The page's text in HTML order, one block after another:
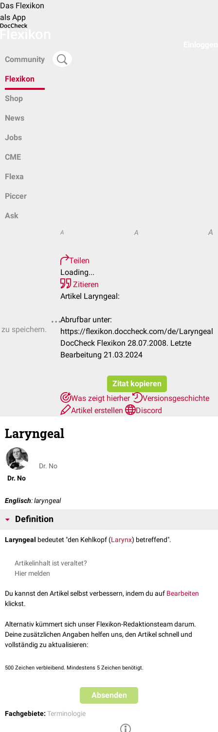
Das Flexikon
als App
Community
Flexikon
Shop
News
Jobs
CME
Flexa
Piccer
Ask
speichern.
A A A
Teilen
Loading...
Zitieren
Artikel Laryngeal:
Abrufbar unter:
https://flexikon.doccheck.com/de/Laryngeal
DocCheck Flexikon 28.07.2008. Letzte
Bearbeitung 21.03.2024
Zitat kopieren
Was zeigt hierher
Versionsgeschichte
Artikel erstellen
Discord
Laryngeal
Dr. No
Dr. No
Englisch: laryngeal
Definition
Laryngeal bedeutet "den Kehlkopf (Larynx) betreffend".
Artikelinhalt ist veraltet?
Hier melden
Du kannst den Artikel selbst verbessern, indem du auf Bearbeiten
klickst.
Alternativ kümmert sich unser Flexikon-Redaktionsteam darum.
Deine zusätzlichen Angaben helfen uns, den Artikel schnell und
vollständig zu aktualisieren:
500 Zeichen verbleibend. Mindestens 5 Zeichen benötigt.
Absenden
Fachgebiete: Terminologie